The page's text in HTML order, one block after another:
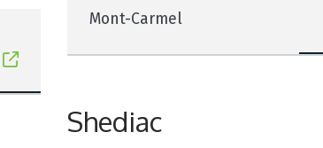
Mont-Carmel
Shediac